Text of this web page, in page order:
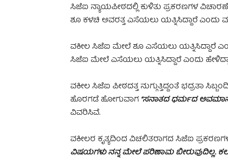
ಸಿಜೆಐ ನ್ಯಾಯಪೀಠದಲ್ಲಿ ಕುಳಿತು ಪ್ರಕರಣಗಳ
ಶೂ ಕಳಚಿ ಅವರತ್ತ ಎಸೆಯಲು ಯತ್ನಿಸಿದ್ದಾರೆ
ವಕೀಲ ಸಿಜೆಐ ಮೇಲೆ ಶೂ ಎಸೆಯಲು ಯತ್ನಿಸಿದ್ದಾರೆ
ಸಿಜೆಐ ಮೇಲೆ ಎಸೆಯಲು ಯತ್ನಿಸಿದ್ದಾರೆ ಎಂದು
ವಕೀಲ ಸಿಜೆಐ ಪೀಠದತ್ತ ನುಗ್ಗುತ್ತಿದ್ದಂತೆ ಭದ್ರತಾ
ಹೊರಗಡೆ ಹೋಗುವಾಗ“ಸನಾತದ ಧರ್ಮದ
ವಿವರಿಸಿವೆ.
ವಕೀಲರ ಕೃತ್ಯದಿಂದ ವಿಚಲಿತರಾಗದ ಸಿಜೆಐ
ವಿಷಯಗಳು ನನ್ನ ಮೇಲೆ ಪರಿಣಾಮ ಬೀರುವುದಿಲ್ಲ.